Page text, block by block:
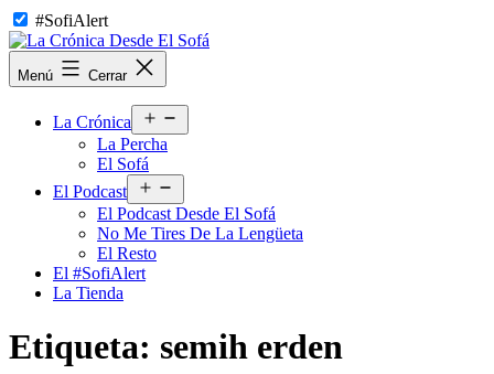
Saltar
al
contenido
#SofiAlert
La
Crónica
Menú Cerrar
La Crónica
el
La Percha
El Sofá
El Podcast
el
menú
El Podcast Desde El Sofá
No Me Tires De La Lengüeta
El Resto
El #SofiAlert
La Tienda
Etiqueta: semih erden